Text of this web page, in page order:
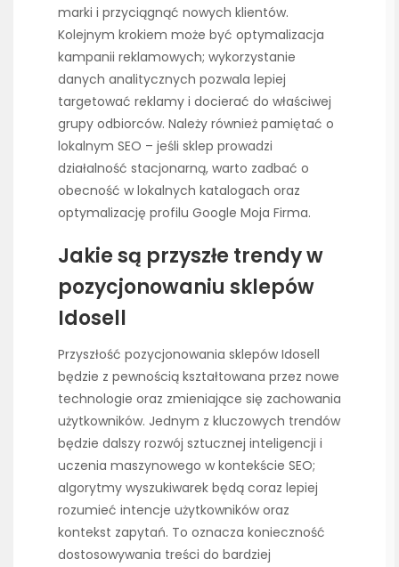
marki i przyciągnąć nowych klientów.
Kolejnym krokiem może być optymalizacja
kampanii reklamowych; wykorzystanie
danych analitycznych pozwala lepiej
targetować reklamy i docierać do właściwej
grupy odbiorców. Należy również pamiętać o
lokalnym SEO – jeśli sklep prowadzi
działalność stacjonarną, warto zadbać o
obecność w lokalnych katalogach oraz
optymalizację profilu Google Moja Firma.
Jakie są przyszłe trendy w
pozycjonowaniu sklepów
Idosell
Przyszłość pozycjonowania sklepów Idosell
będzie z pewnością kształtowana przez nowe
technologie oraz zmieniające się zachowania
użytkowników. Jednym z kluczowych trendów
będzie dalszy rozwój sztucznej inteligencji i
uczenia maszynowego w kontekście SEO;
algorytmy wyszukiwarek będą coraz lepiej
rozumieć intencje użytkowników oraz
kontekst zapytań. To oznacza konieczność
dostosowywania treści do bardziej